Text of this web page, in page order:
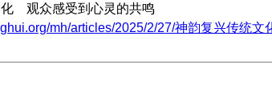
化 观众感受到心灵的共鸣
mh/articles/2025/2/27/神韵复兴传统文